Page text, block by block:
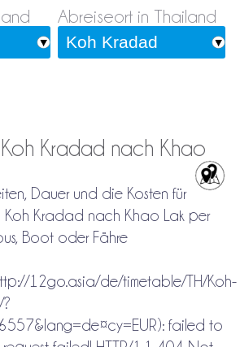
Abreiseort in Thailand
Kradad nach Khao
Dauer und die Kosten für
Koh Kradad nach Khao Lak per
Boot oder Fähre
12go.asia/de/timetable/TH/Koh-
failed to